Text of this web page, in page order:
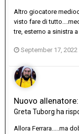
Altro giocatore
visto fare di
tre, esterno a sinistra
September 17, 2022
Nuovo
Greta Tuborg ha
Allora Ferrara.....ma